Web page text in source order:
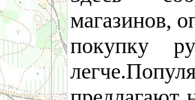
магазинов,
покупку